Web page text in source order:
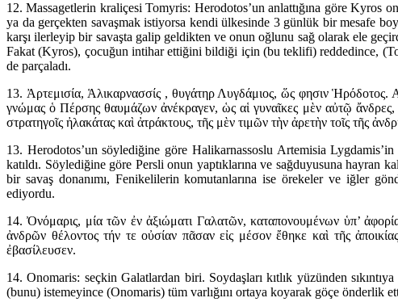
12. Massagetlerin kraliçesi Tomyris: Herodotos’un anlattığına göre Kyros
ya da gerçekten savaşmak istiyorsa kendi ülkesinde 3 günlük bir mesafe
karşı ilerleyip bir savaşta galip geldikten ve onun oğlunu sağ olarak ele
Fakat (Kyros), çocuğun intihar ettiğini bildiği için (bu teklifi) reddedince,
de parçaladı.
13. Ἀρτεμισία, Ἁλικαρνασσίς , θυγάτηρ Λυγδάμιος, ὥς φησιν
γνώμας ὁ Πέρσης θαυμάζων ἀνέκραγεν, ὡς αἱ γυναῖκες μὲν αὐτῷ
στρατηγοῖς ἠλακάτας καὶ ἀτράκτους, τῆς μὲν τιμῶν τὴν ἀρετὴν τοῖς τῆς
13. Herodotos’un söylediğine göre Halikarnassoslu Artemisia
katıldı. Söylediğine göre Persli onun yaptıklarına ve sağduyusuna hayran
bir savaş donanımı, Fenikelilerin komutanlarına ise örekeler ve iğler
ediyordu.
14. Ὀνόμαρις, μία τῶν ἐν ἀξιώματι Γαλατῶν, καταπονουμένων ὑπ’
ἀνδρῶν θέλοντος τήν τε οὐσίαν πᾶσαν εἰς μέσον ἔθηκε καὶ τῆς
ἐβασίλευσεν.
14. Onomaris: seçkin Galatlardan biri. Soydaşları kıtlık yüzünden
(bunu) istemeyince (Onomaris) tüm varlığını ortaya koyarak göçe